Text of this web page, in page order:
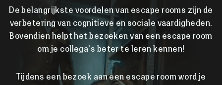
De belangrijkste voordelen van escape rooms zijn de
verbetering van cognitieve en sociale vaardigheden.
Bovendien helpt het bezoeken van een escape room
om je collega’s beter te leren kennen!
Tijdens een bezoek aan een escape room word je